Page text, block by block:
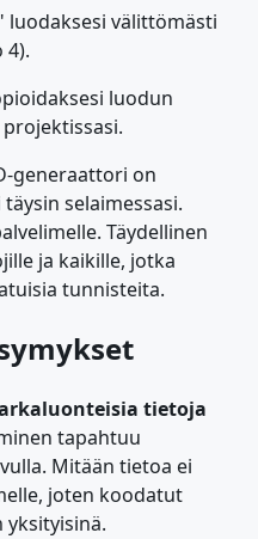
luodaksesi välittömästi
4).
luodun
generaattori on
selaimessasi.
Täydellinen
ja kaikille, jotka
tunnisteita.
tietoja
tapahtuu
Mitään tietoa ei
joten koodatut